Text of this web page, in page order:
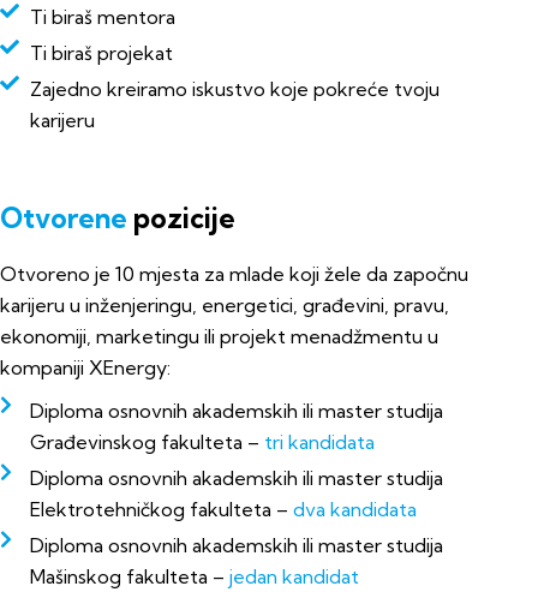
Ti biraš mentora
Ti biraš projekat
Zajedno kreiramo iskustvo koje pokreće tvoju
karijeru
Otvorene pozicije
Otvoreno je 10 mjesta za mlade koji žele da započnu
karijeru u inženjeringu, energetici, građevini, pravu,
ekonomiji, marketingu ili projekt menadžmentu u
kompaniji XEnergy:
Diploma osnovnih akademskih ili master studija
Građevinskog fakulteta – tri kandidata
Diploma osnovnih akademskih ili master studija
Elektrotehničkog fakulteta – dva kandidata
Diploma osnovnih akademskih ili master studija
Mašinskog fakulteta – jedan kandidat